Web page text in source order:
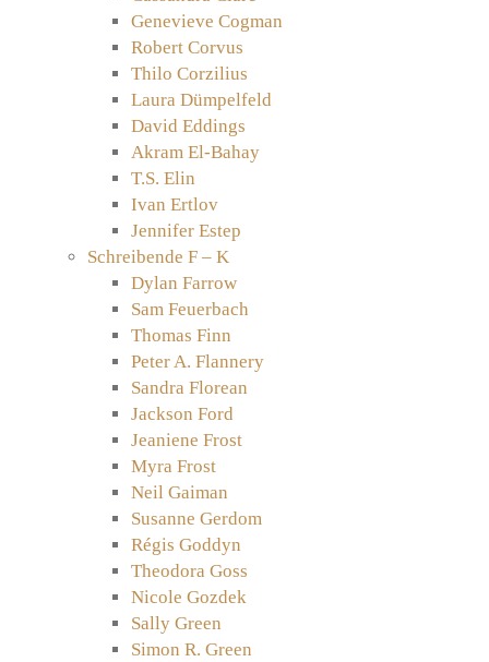
Genevieve Cogman
Robert Corvus
Thilo Corzilius
Laura Dümpelfeld
David Eddings
Akram El-Bahay
T.S. Elin
Ivan Ertlov
Jennifer Estep
Schreibende F – K
Dylan Farrow
Sam Feuerbach
Thomas Finn
Peter A. Flannery
Sandra Florean
Jackson Ford
Jeaniene Frost
Myra Frost
Neil Gaiman
Susanne Gerdom
Régis Goddyn
Theodora Goss
Nicole Gozdek
Sally Green
Simon R. Green